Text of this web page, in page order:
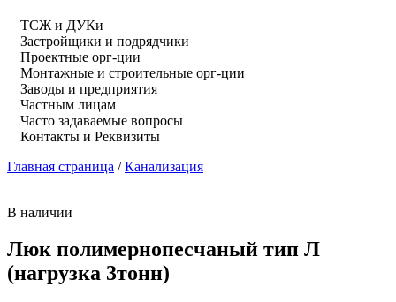
ТСЖ и ДУКи
Застройщики и подрядчики
Проектные орг-ции
Монтажные и строительные орг-ции
Заводы и предприятия
Частным лицам
Часто задаваемые вопросы
Контакты и Реквизиты
Главная страница /Канализация
В наличии
Люк полимернопесчаный тип Л
(нагрузка 3тонн)